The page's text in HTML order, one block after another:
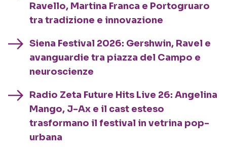
Ravello, Martina Franca e Portogruaro
tra tradizione e innovazione
Siena Festival 2026: Gershwin, Ravel e
avanguardie tra piazza del Campo e
neuroscienze
Radio Zeta Future Hits Live 26: Angelina
Mango, J-Ax e il cast esteso
trasformano il festival in vetrina pop-
urbana